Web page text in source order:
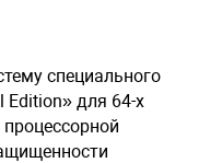
специального
Edition» для 64-х